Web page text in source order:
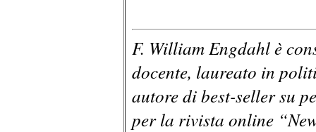
F. William Engdahl è
docente, laureato in
autore di best-seller su
per la rivista online